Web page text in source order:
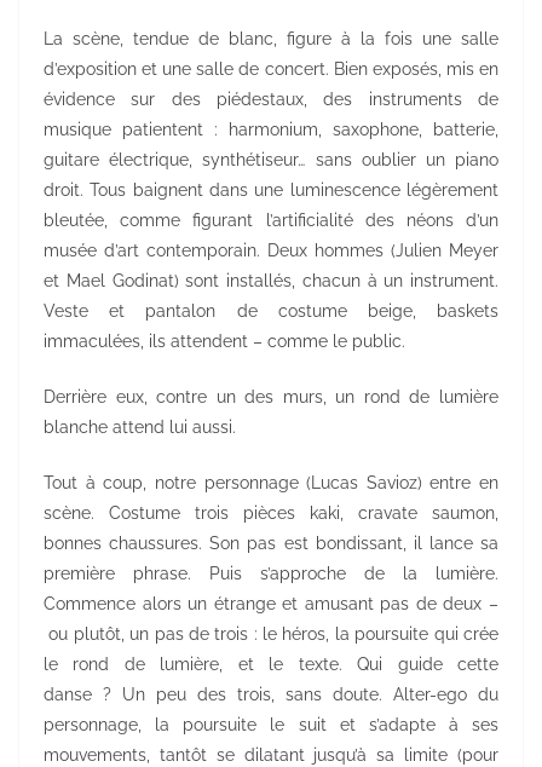
La scène, tendue de blanc, figure à la fois une salle
d’exposition et une salle de concert. Bien exposés, mis en
évidence sur des piédestaux, des instruments de
musique patientent : harmonium, saxophone, batterie,
guitare électrique, synthétiseur… sans oublier un piano
droit. Tous baignent dans une luminescence légèrement
bleutée, comme figurant l’artificialité des néons d’un
musée d’art contemporain. Deux hommes (Julien Meyer
et Mael Godinat) sont installés, chacun à un instrument.
Veste et pantalon de costume beige, baskets
immaculées, ils attendent – comme le public.
Derrière eux, contre un des murs, un rond de lumière
blanche attend lui aussi.
Tout à coup, notre personnage (Lucas Savioz) entre en
scène. Costume trois pièces kaki, cravate saumon,
bonnes chaussures. Son pas est bondissant, il lance sa
première phrase. Puis s’approche de la lumière.
Commence alors un étrange et amusant pas de deux –
ou plutôt, un pas de trois : le héros, la poursuite qui crée
le rond de lumière, et le texte. Qui guide cette
danse ? Un peu des trois, sans doute. Alter-ego du
personnage, la poursuite le suit et s’adapte à ses
mouvements, tantôt se dilatant jusqu’à sa limite (pour